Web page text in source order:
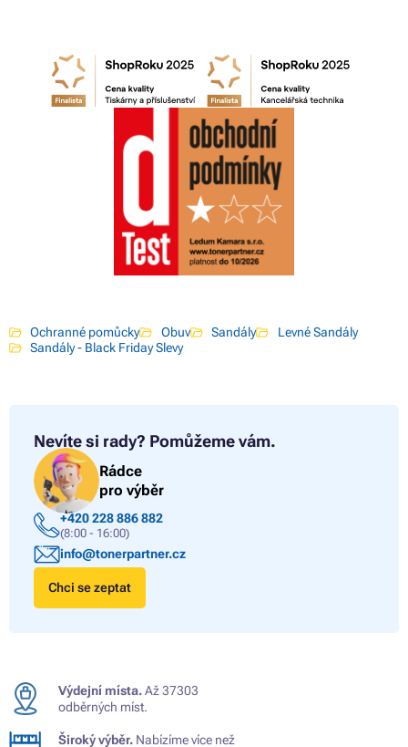
Ochranné pomůcky Obuv Sandály
Levné Sandály
Sandály - Black Friday Slevy
Nevíte si rady? Pomůžeme vám.
Rádce
pro výběr
+420 228 886 882
(8:00 - 16:00)
info@tonerpartner.cz
Chci se zeptat
Výdejní místa.Až 37303
odběrných míst.
Široký výběr. Nabízíme více než